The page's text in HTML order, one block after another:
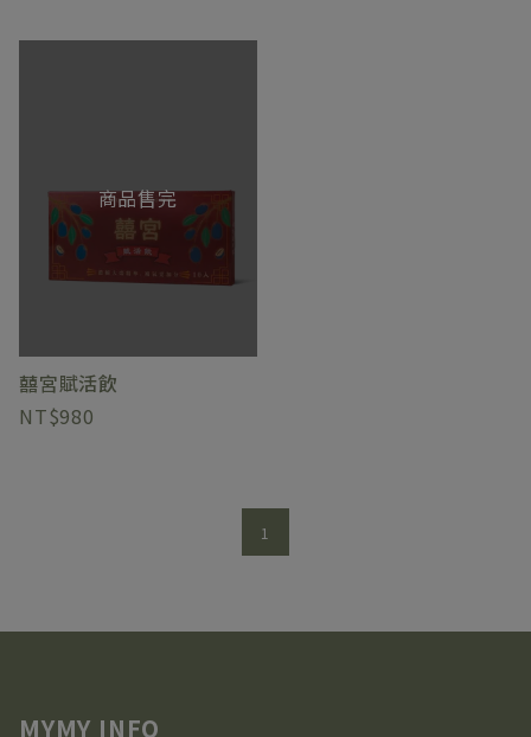
商品售完
囍宮賦活飲
980
1